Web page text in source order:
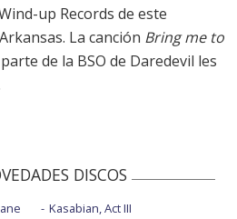
up Records de este
La canción Bring me to
de la BSO de Daredevil les
DISCOS
Kasabian, Act III